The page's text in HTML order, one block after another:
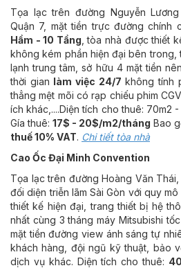
Tọa lạc trên đường Nguyễn Lương
Quận 7, mặt tiền trực đường chính
Hầm - 10 Tầng , tòa nhà được thiết
không kém phần hiện đại bên trong,
lạnh trung tâm, sở hữu 4 mặt tiền
thời gian làm việc 24/7 không tính
thẳng mệt mõi có rạp chiếu phim
ích khác,....Diện tích cho thuê: 70m2 -
Gía thuê: 17$ - 20$/m2/tháng Bao
thuế 10% VAT. Chi tiết tòa nhà
Cao Ốc Đại Minh Convention
Tọa lạc trên đường Hoàng Văn Thái,
đối diện triễn lãm Sài Gòn với quy mô
thiết kế hiện đại, trang thiết bị hệ
nhất cùng 3 tháng máy Mitsubishi
mặt tiền đường view ánh sáng tự
khách hàng, đội ngũ kỹ thuật, bảo
dịch vụ khác. Diện tích cho thuê: